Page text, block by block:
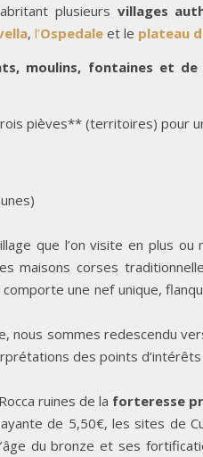
plusieurs villages
, l’Ospedale et le plateau
moulins, fontaines et
pièves** (territoires) pour
que l’on visite en plus
maisons corses
une nef unique,
nous sommes redescendu
des points
ruines de la forteresse
de 5,50€, les sites de
du bronze et ses